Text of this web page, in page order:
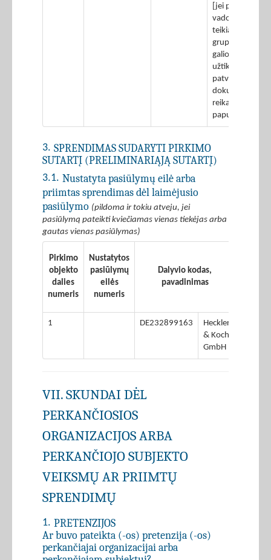
[jei pasirašė ne
vadovas], JVS
teikia ūkio
grupė],
galiojimo
užtikrinimą
patvirtinančio
dokumento [jei
reikalaujama] (e
papunktis).
3. SPRENDIMAS SUDARYTI PIRKIMO
SUTARTĮ (PRELIMINARIĄJĄ SUTARTĮ)
3.1. Nustatyta pasiūlymų eilė arba
priimtas sprendimas dėl laimėjusio
pasiūlymo (pildoma ir tokiu atveju, jei
pasiūlymą pateikti kviečiamas vienas tiekėjas arba
gautas vienas pasiūlymas)
Pirkimo
objekto
dalies
numeris
Nustatytos
pasiūlymų
eilės
numeris
Dalyvio kodas,
pavadinimas
1 DE232899163
Heckler
& Koch
GmbH
VII. SKUNDAI DĖL
PERKANČIOSIOS
ORGANIZACIJOS ARBA
PERKANČIOJO SUBJEKTO
VEIKSMŲ AR PRIIMTŲ
SPRENDIMŲ
1. PRETENZIJOS
Ar buvo pateikta (-os) pretenzija (-os)
perkančiajai organizacijai arba